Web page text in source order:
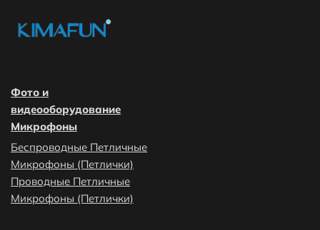
Фото и
видеооборудование
Микрофоны
Беспроводные Петличные
Микрофоны (Петлички)
Проводные Петличные
Микрофоны (Петлички)